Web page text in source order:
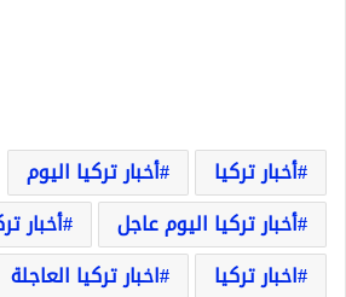
أخبار تركيا
أخبار تركيا اليوم
أخبار تركيا اليوم عاجل
أخبار
اخبار تركيا
اخبار تركيا العاجلة